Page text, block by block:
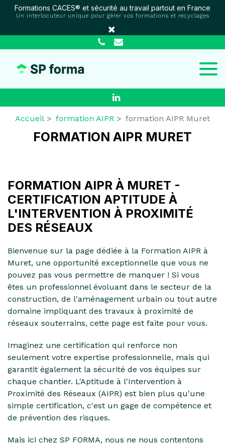
Formations CACES® et sécurité au travail partout en France
Un interlocuteur unique pour gérer vos formations et recyclages
×
Accueil formation AIPR formation AIPR Muret
FORMATION AIPR MURET
FORMATION AIPR À MURET -
CERTIFICATION APTITUDE À
L'INTERVENTION À PROXIMITÉ
DES RÉSEAUX
Bienvenue sur la page dédiée à la Formation AIPR à
Muret, une opportunité exceptionnelle que vous ne
pouvez pas vous permettre de manquer ! Si vous
êtes un professionnel évoluant dans le secteur de la
construction, de l'aménagement urbain ou tout autre
domaine impliquant des travaux à proximité de
réseaux souterrains, cette page est faite pour vous.
Imaginez une certification qui renforce non
seulement votre expertise professionnelle, mais qui
garantit également la sécurité de vos équipes sur
chaque chantier. L'Aptitude à l'Intervention à
Proximité des Réseaux (AIPR) est bien plus qu'une
simple certification, c'est un gage de compétence et
de prévention des risques.
Mais ici chez SP FORMA, nous ne nous contentons
Panneau de gestion des cookies